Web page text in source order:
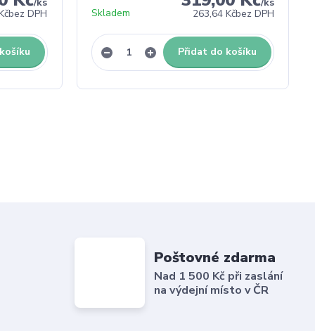
bez DPH
263,64 Kčbez DPH
Skladem
Přidat do košíku
Poštovné zdarma
Nad 1 500 Kč při zaslání
na výdejní místo v ČR